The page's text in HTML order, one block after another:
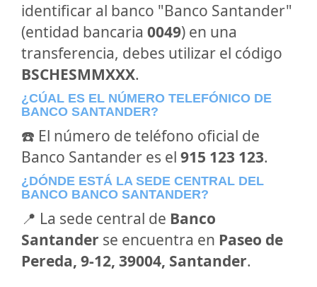
identificar al banco "Banco Santander"
(entidad bancaria 0049) en una
transferencia, debes utilizar el código
BSCHESMMXXX.
¿CÚAL ES EL NÚMERO TELEFÓNICO DE
BANCO SANTANDER?
☎️ El número de teléfono oficial de
Banco Santander es el 915 123 123.
¿DÓNDE ESTÁ LA SEDE CENTRAL DEL
BANCO BANCO SANTANDER?
📍 La sede central de Banco
Santander se encuentra en Paseo de
Pereda, 9-12, 39004, Santander.